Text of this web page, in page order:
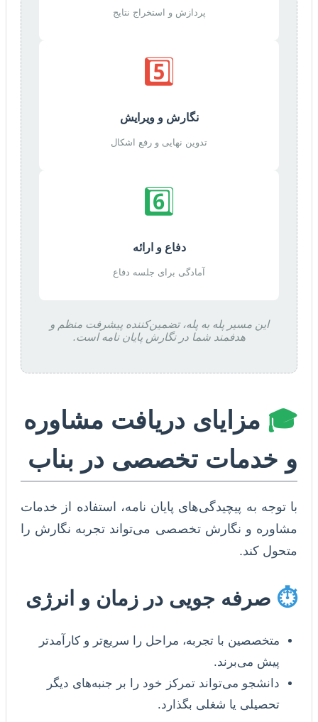
پردازش و استخراج نتایج
5️⃣
نگارش و ویرایش
تدوین نهایی و رفع اشکال
6️⃣
دفاع و ارائه
آمادگی برای جلسه دفاع
این مسیر پله به پله، تضمین‌کننده پیشرفت منظم و
هدفمند شما در نگارش پایان نامه است.
🎓 مزایای دریافت مشاوره
و خدمات تخصصی در بناب
با توجه به پیچیدگی‌های پایان نامه، استفاده از خدمات
مشاوره و نگارش تخصصی می‌تواند تجربه نگارش را
متحول کند.
⏱️ صرفه جویی در زمان و انرژی
متخصصین با تجربه، مراحل را سریع‌تر و کارآمدتر
پیش می‌برند.
دانشجو می‌تواند تمرکز خود را بر جنبه‌های دیگر
تحصیلی یا شغلی بگذارد.